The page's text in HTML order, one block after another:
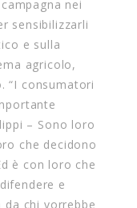
nei
sensibilizzarli
e sulla
agricolo,
“I consumatori
– Sono loro
che decidono
è con loro che
e
chi vorrebbe